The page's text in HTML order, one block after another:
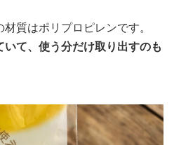
質はポリプロピレンです。
て、使う分だけ取り出すのも